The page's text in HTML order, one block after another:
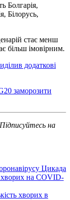
Болгарія,
Білорусь,
стає менш
більш імовірним.
додаткові
заморозити
на
Цикада
хворих на COVID-
хворих в